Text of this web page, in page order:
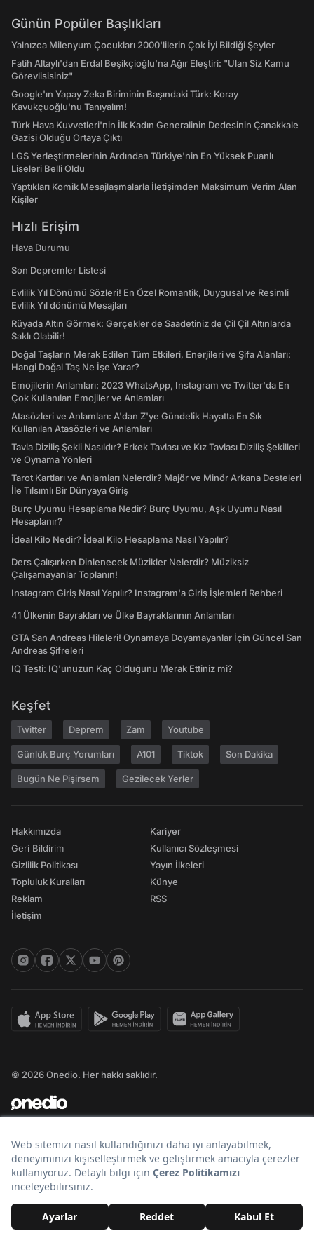
Günün Popüler Başlıkları
Yalnızca Milenyum Çocukları 2000'lilerin Çok İyi Bildiği Şeyler
Fatih Altaylı'dan Erdal Beşikçioğlu'na Ağır Eleştiri: "Ulan Siz Kamu
Görevlisisiniz"
Google'ın Yapay Zeka Biriminin Başındaki Türk: Koray
Kavukçuoğlu'nu Tanıyalım!
Türk Hava Kuvvetleri'nin İlk Kadın Generalinin Dedesinin Çanakkale
Gazisi Olduğu Ortaya Çıktı
LGS Yerleştirmelerinin Ardından Türkiye'nin En Yüksek Puanlı
Liseleri Belli Oldu
Yaptıkları Komik Mesajlaşmalarla İletişimden Maksimum Verim Alan
Kişiler
Hızlı Erişim
Hava Durumu
Son Depremler Listesi
Evlilik Yıl Dönümü Sözleri! En Özel Romantik, Duygusal ve Resimli
Evlilik Yıl dönümü Mesajları
Rüyada Altın Görmek: Gerçekler de Saadetiniz de Çil Çil Altınlarda
Saklı Olabilir!
Doğal Taşların Merak Edilen Tüm Etkileri, Enerjileri ve Şifa Alanları:
Hangi Doğal Taş Ne İşe Yarar?
Emojilerin Anlamları: 2023 WhatsApp, Instagram ve Twitter'da En
Çok Kullanılan Emojiler ve Anlamları
Atasözleri ve Anlamları: A'dan Z'ye Gündelik Hayatta En Sık
Kullanılan Atasözleri ve Anlamları
Tavla Diziliş Şekli Nasıldır? Erkek Tavlası ve Kız Tavlası Diziliş Şekilleri
ve Oynama Yönleri
Tarot Kartları ve Anlamları Nelerdir? Majör ve Minör Arkana Desteleri
İle Tılsımlı Bir Dünyaya Giriş
Burç Uyumu Hesaplama Nedir? Burç Uyumu, Aşk Uyumu Nasıl
Hesaplanır?
İdeal Kilo Nedir? İdeal Kilo Hesaplama Nasıl Yapılır?
Ders Çalışırken Dinlenecek Müzikler Nelerdir? Müziksiz
Çalışamayanlar Toplanın!
Instagram Giriş Nasıl Yapılır? Instagram'a Giriş İşlemleri Rehberi
41 Ülkenin Bayrakları ve Ülke Bayraklarının Anlamları
GTA San Andreas Hileleri! Oynamaya Doyamayanlar İçin Güncel San
Andreas Şifreleri
IQ Testi: IQ'unuzun Kaç Olduğunu Merak Ettiniz mi?
Keşfet
Twitter Deprem Zam Youtube
Günlük Burç Yorumları A101 Tiktok Son Dakika
Bugün Ne Pişirsem Gezilecek Yerler
Hakkımızda
Geri Bildirim
Gizlilik Politikası
Topluluk Kuralları
Reklam
İletişim
Kariyer
Kullanıcı Sözleşmesi
Yayın İlkeleri
Künye
RSS
© 2026 Onedio. Her hakkı saklıdır.
Bir markasıdır.